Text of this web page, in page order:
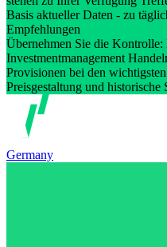
Basis aktueller Daten - zu
Empfehlungen
Übernehmen Sie die
Investmentmanagement
Provisionen bei den
Preisgestaltung und historische
Germany